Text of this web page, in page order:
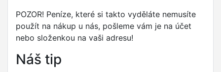
POZOR! Peníze, které si takto vyděláte nemusíte
použít na nákup u nás, pošleme vám je na účet
nebo složenkou na vaši adresu!
Náš tip